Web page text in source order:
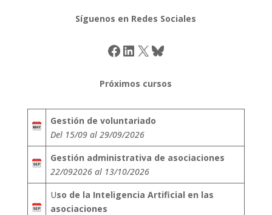
Síguenos en Redes Sociales
Facebook
LinkedIn
X Bluesky
Próximos cursos
Gestión de voluntariado
Del 15/09 al 29/09/2026
Gestión administrativa de asociaciones
22/092026 al 13/10/2026
Uso de la Inteligencia Artificial en las
asociaciones